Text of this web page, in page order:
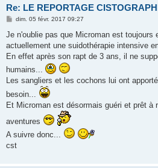
Re: LE REPORTAGE
M
s
a
g
dim. 05 févr. 2017 09:27
Je n'oublie pas que Microman est
actuellement une suidothérapie intensive
En effet après son rapt de 3 ans, il ne
humains...
Les sangliers et les cochons lui ont
besoin...
Et Microman est désormais guéri et prêt à
aventures
A suivre donc...
cst